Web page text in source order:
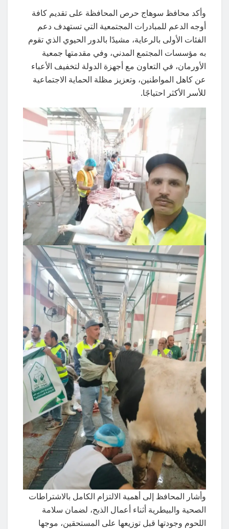
وأكد محافظ سوهاج حرص المحافظة على تقديم كافة
أوجه الدعم للمبادرات المجتمعية التي تستهدف دعم
الفئات الأولى بالرعاية، مشيدًا بالدور الحيوي الذي تقوم
به مؤسسات المجتمع المدني، وفي مقدمتها جمعية
الأورمان، في التعاون مع أجهزة الدولة لتخفيف الأعباء
عن كاهل المواطنين، وتعزيز مظلة الحماية الاجتماعية
للأسر الأكثر احتياجًا.
وأشار المحافظ إلى أهمية الالتزام الكامل بالاشتراطات
الصحية والبيطرية أثناء أعمال الذبح، لضمان سلامة
اللحوم وجودتها قبل توزيعها على المستحقين، موجها